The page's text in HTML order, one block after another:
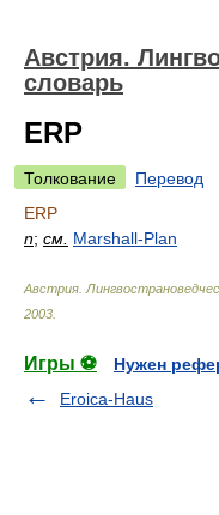
Австрия.
словарь
ERP
Толкование
Перевод
ERP
n; см. Marshall-Plan
Австрия.
2003
Игры ⚽
Нужен
Eroica-Haus